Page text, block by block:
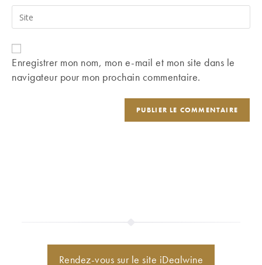
comment
email
address
comment
Saisir
l’URL
de
votre
(facultatif)
Enregistrer mon nom, mon e-mail et mon site dans le
navigateur pour mon prochain commentaire.
Rendez-vous sur le site iDealwine